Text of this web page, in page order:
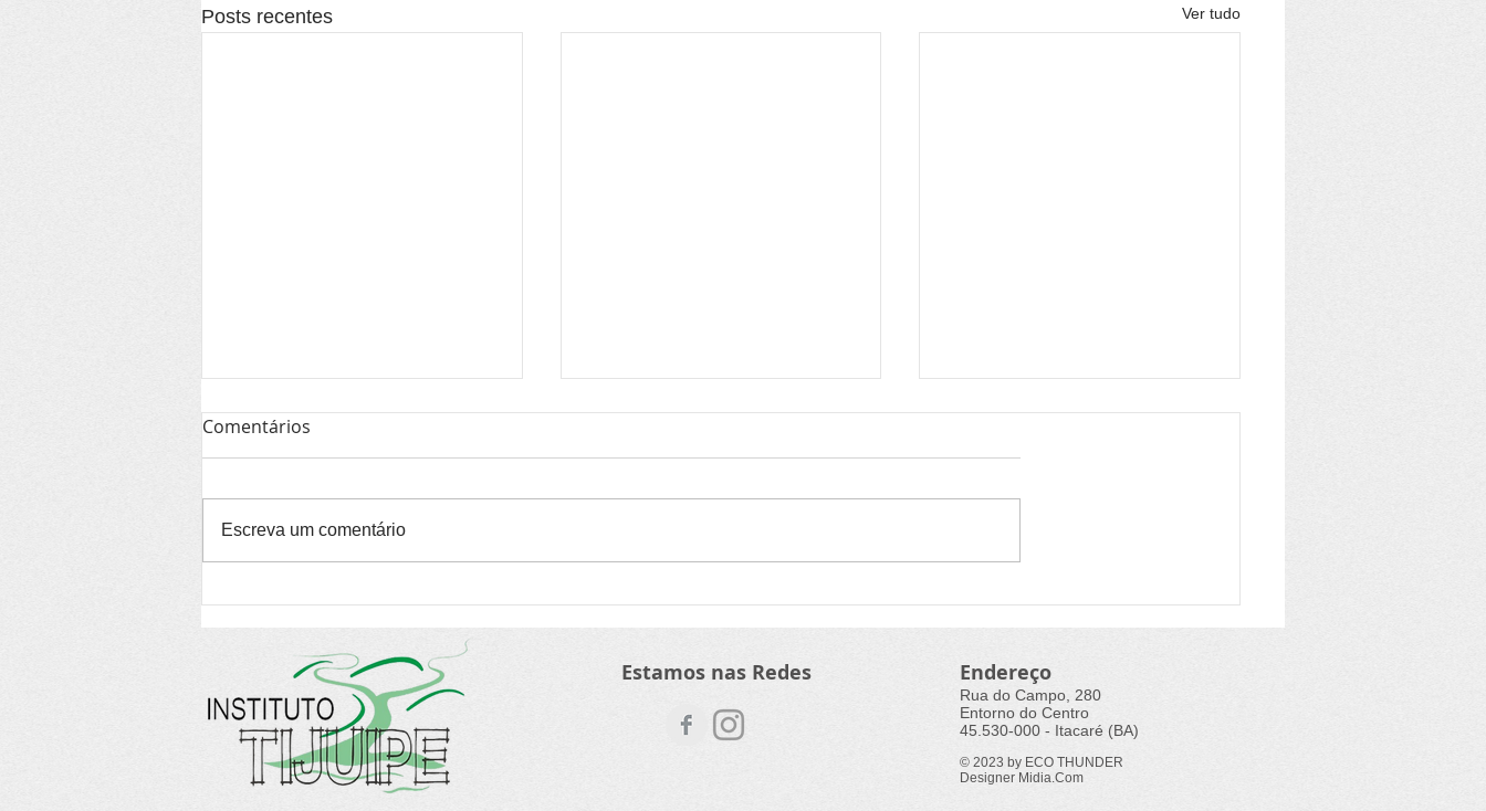
Posts recentes Ver tudo
600 agentes culturais em
todo o Brasil
e dados: desafios do
ano
Audiovisual da Bahia traz
Comentários
Escreva um comentário
Estamos nas Redes Endereço
Rua do Campo, 280
Entorno do Centro
45.530-000 - Itacaré (BA)
© 2023 by ECO THUNDER
Designer Midia.Com